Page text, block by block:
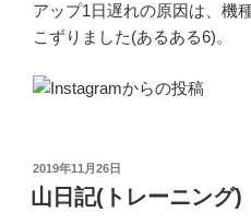
アップ1日遅れの原因は、機
こずりました(あるある6)。
投
稿
日:
2019年11月26日
山日記(トレーニング)